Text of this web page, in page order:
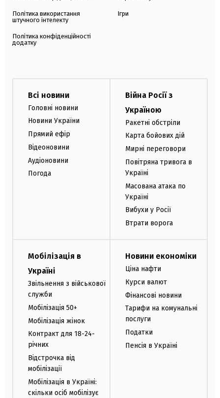
Політика використання
штучного інтелекту
Політика конфіденційності
додатку
Ігри
Всі новини
Головні новини
Новини України
Прямий ефір
Відеоновини
Аудіоновини
Погода
Війна Росії з
Україною
Ракетні обстріли
Карта бойових дій
Мирні переговори
Повітряна тривога в
Україні
Масована атака по
Україні
Вибухи у Росії
Втрати ворога
Мобілізація в
Україні
Звільнення з військової
служби
Мобілізація 50+
Мобілізація жінок
Контракт для 18-24-
річних
Відстрочка від
мобілізації
Мобілізація в Україні:
скільки осіб мобілізує
Новини економіки
Ціна нафти
Курси валют
Фінансові новини
Тарифи на комунальні
послуги
Податки
Пенсія в Україні